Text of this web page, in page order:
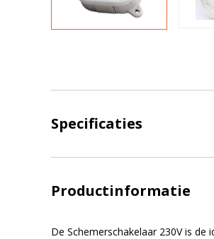
Specificaties
Productinformatie
De Schemerschakelaar 230V is